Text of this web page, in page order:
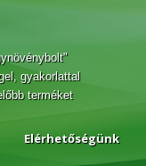
gyakorlattal
terméket
Elérhetőségünk